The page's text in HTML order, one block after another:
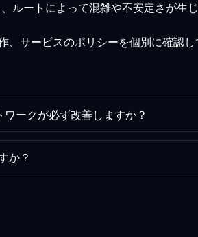
ルートによって混雑や不安定さが生
サービスのポリシーを個別に確認
ークが必ず改善しますか？
か？